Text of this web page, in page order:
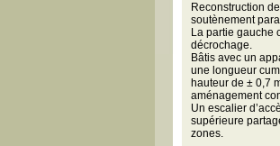
Reconstruction
soutènement
La partie gauche
décrochage.
Bâtis avec un
une longueur
hauteur de ± 0,7
aménagement
Un escalier
supérieure
zones.